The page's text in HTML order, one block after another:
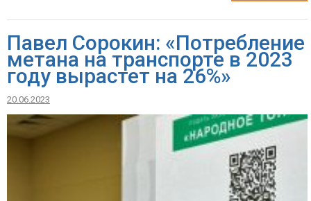
Павел Сорокин: «Потребление
метана на транспорте в 2023
году вырастет на 26%»
20.06.2023